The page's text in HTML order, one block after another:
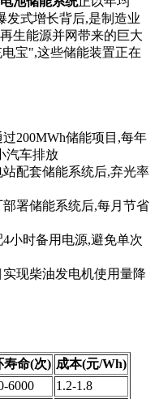
发式增长背后,是制造业
生能源并网带来的巨大
宝",这些储能装置正在
过200MWh储能项目,每年
汽车排放
站配套储能系统后,弃光率
部署储能系统后,每月节省
4小时备用电源,避免单次
实现柴油发电机使用量降
寿命(次) 成本(元/Wh)
6000
1.2-1.8